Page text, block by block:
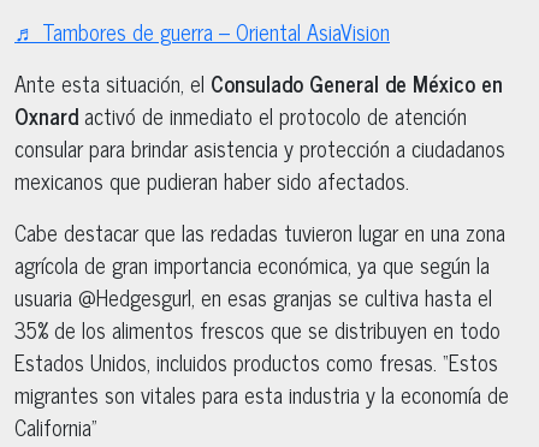
♬ Tambores de guerra – Oriental AsiaVision
Ante esta situación, el Consulado General de México en
Oxnardactivó de inmediato el protocolo de atención
consular para brindar asistencia y protección a ciudadanos
mexicanos que pudieran haber sido afectados.
Cabe destacar que las redadas tuvieron lugar en una zona
agrícola de gran importancia económica, ya que según la
usuaria @Hedgesgurl, en esas granjas se cultiva hasta el
35% de los alimentos frescos que se distribuyen en todo
Estados Unidos, incluidos productos como fresas. “Estos
migrantes son vitales para esta industria y la economía de
California”